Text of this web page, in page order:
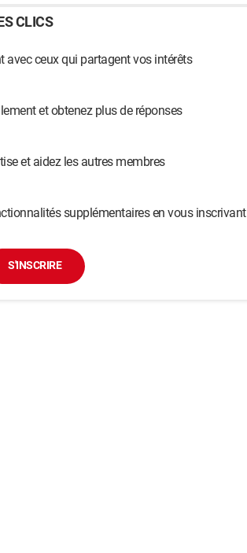
CLICS
avec ceux qui partagent vos intérêts
et obtenez plus de réponses
et aidez les autres membres
supplémentaires en vous inscrivant
S'INSCRIRE